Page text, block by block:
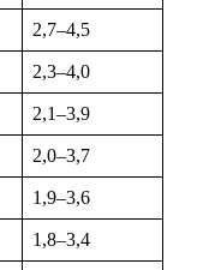
2,7–4,5
2,3–4,0
2,1–3,9
2,0–3,7
1,9–3,6
1,8–3,4